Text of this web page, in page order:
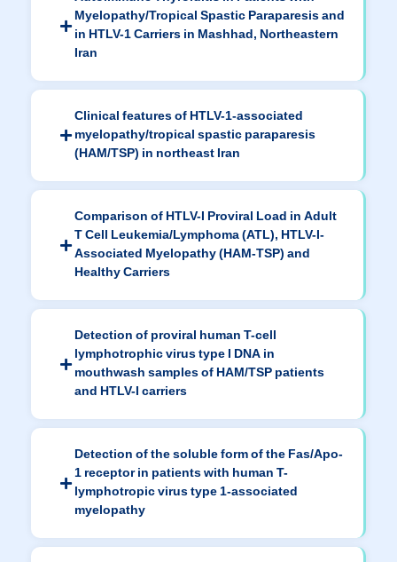
Myelopathy/Tropical Spastic Paraparesis and
in HTLV-1 Carriers in Mashhad, Northeastern
Iran
Clinical features of HTLV-1-associated
myelopathy/tropical spastic paraparesis
(HAM/TSP) in northeast Iran
Comparison of HTLV-I Proviral Load in Adult
T Cell Leukemia/Lymphoma (ATL), HTLV-I-
Associated Myelopathy (HAM-TSP) and
Healthy Carriers
Detection of proviral human T-cell
lymphotrophic virus type I DNA in
mouthwash samples of HAM/TSP patients
and HTLV-I carriers
Detection of the soluble form of the Fas/Apo-
1 receptor in patients with human T-
lymphotropic virus type 1-associated
myelopathy